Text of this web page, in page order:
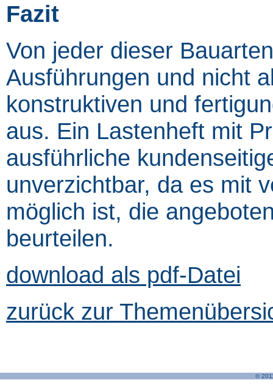
Fazit
Von jeder dieser
Ausführungen und nicht
konstruktiven und
aus. Ein Lastenheft mit
ausführliche
unverzichtbar, da es mit
möglich ist, die
beurteilen.
download als pdf-Datei
zurück zur
©